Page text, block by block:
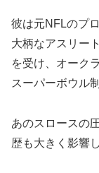
彼は元NFLのプ
大柄なアスリー
を受け、オーク
スーパーボウル
あのスロースの
歴も大きく影響